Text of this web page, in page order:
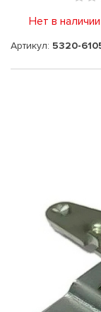
Нет в наличии
Артикул: 5320-